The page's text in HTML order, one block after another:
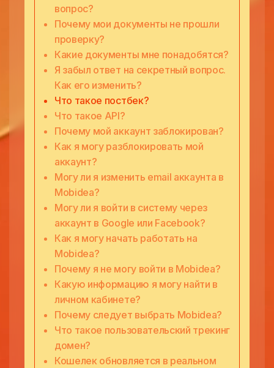
вопрос?
Почему мои документы не прошли
проверку?
Какие документы мне понадобятся?
Я забыл ответ на секретный вопрос.
Как его изменить?
Что такое постбек?
Что такое API?
Почему мой аккаунт заблокирован?
Как я могу разблокировать мой
аккаунт?
Могу ли я изменить email аккаунта в
Mobidea?
Могу ли я войти в систему через
аккаунт в Google или Facebook?
Как я могу начать работать на
Mobidea?
Почему я не могу войти в Mobidea?
Какую информацию я могу найти в
личном кабинете?
Почему следует выбрать Mobidea?
Что такое пользовательский трекинг
домен?
Кошелек обновляется в реальном